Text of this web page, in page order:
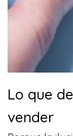
Lo que
vender